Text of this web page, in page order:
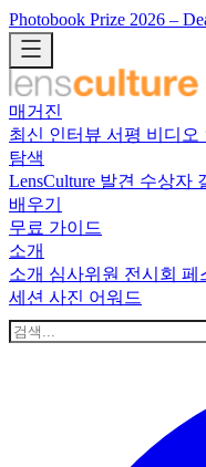
Photobook Prize 2026 –
매거진
최신 인터뷰 서평 비디오
탐색
LensCulture 발견 수상자
배우기
무료 가이드
소개
소개 심사위원 전시회 페
세션 사진 어워드